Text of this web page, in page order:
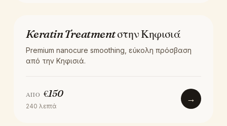
ΘΕΡΑΠΕΊΑ
Keratin Treatment στην Κηφισιά
Premium nanocure smoothing, εύκολη πρόσβαση
από την Κηφισιά.
ΑΠΌ €150
240 λεπτά
→